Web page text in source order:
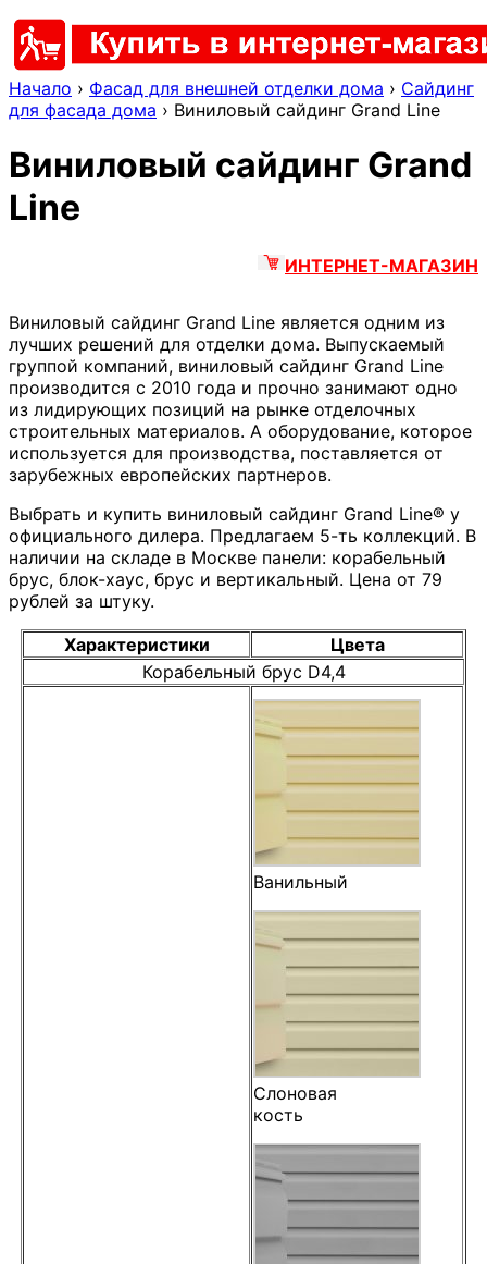
Начало › Фасад для внешней отделки дома › Сайдинг
для фасада дома › Виниловый сайдинг Grand Line
Виниловый сайдинг Grand
Line
ИНТЕРНЕТ-МАГАЗИН
Виниловый сайдинг Grand Line является одним из
лучших решений для отделки дома. Выпускаемый
группой компаний, виниловый сайдинг Grand Line
производится с 2010 года и прочно занимают одно
из лидирующих позиций на рынке отделочных
строительных материалов. А оборудование, которое
используется для производства, поставляется от
зарубежных европейских партнеров.
Выбрать и купить виниловый сайдинг Grand Line® у
официального дилера. Предлагаем 5-ть коллекций. В
наличии на складе в Москве панели: корабельный
брус, блок-хаус, брус и вертикальный. Цена от 79
рублей за штуку.
Характеристики
Цвета
Корабельный брус D4,4
Ванильный
Слоновая
кость